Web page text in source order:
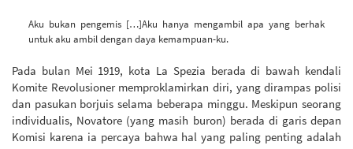
Aku bukan pengemis […]Aku hanya mengambil apa yang berhak
untuk aku ambil dengan daya kemampuan-ku.
Pada bulan Mei 1919, kota La Spezia berada di bawah kendali
Komite Revolusioner memproklamirkan diri, yang dirampas polisi
dan pasukan borjuis selama beberapa minggu. Meskipun seorang
individualis, Novatore (yang masih buron) berada di garis depan
Komisi karena ia percaya bahwa hal yang paling penting adalah